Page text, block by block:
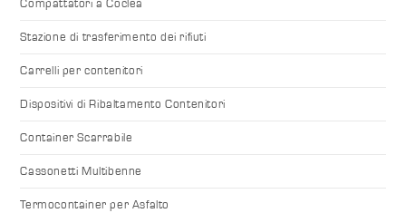
Compattatori a Coclea
Stazione di trasferimento dei rifiuti
Carrelli per contenitori
Dispositivi di Ribaltamento Contenitori
Container Scarrabile
Cassonetti Multibenne
Termocontainer per Asfalto